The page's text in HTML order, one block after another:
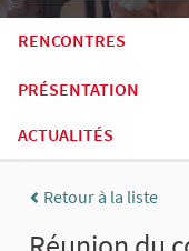
RENCONTRES
PRÉSENTATION
ACTUALITÉS
Retour à la liste